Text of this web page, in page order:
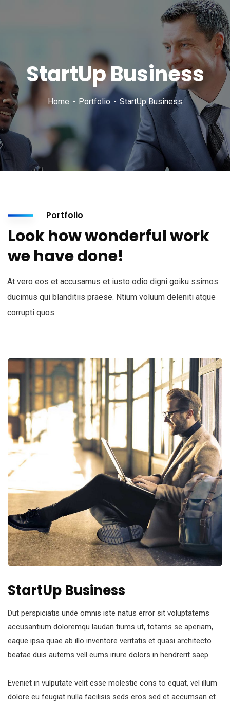
StartUp Business
Home Portfolio StartUp Business
Portfolio
Look how wonderful work
we have done!
At vero eos et accusamus et iusto odio digni goiku ssimos
ducimus qui blanditiis praese. Ntium voluum deleniti atque
corrupti quos.
StartUp Business
Dut perspiciatis unde omnis iste natus error sit voluptatems
accusantium doloremqu laudan tiums ut, totams se aperiam,
eaque ipsa quae ab illo inventore veritatis et quasi architecto
beatae duis autems vell eums iriure dolors in hendrerit saep.
Eveniet in vulputate velit esse molestie cons to equat, vel illum
dolore eu feugiat nulla facilisis seds eros sed et accumsan et